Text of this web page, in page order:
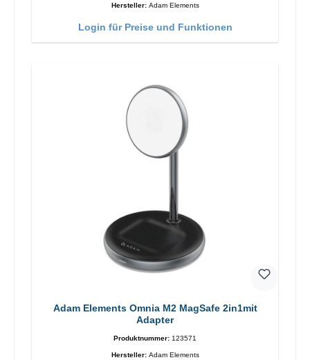
Hersteller: Adam Elements
Login für Preise und Funktionen
Adam Elements Omnia M2 MagSafe 2in1mit
Adapter
Produktnummer: 123571
Hersteller: Adam Elements